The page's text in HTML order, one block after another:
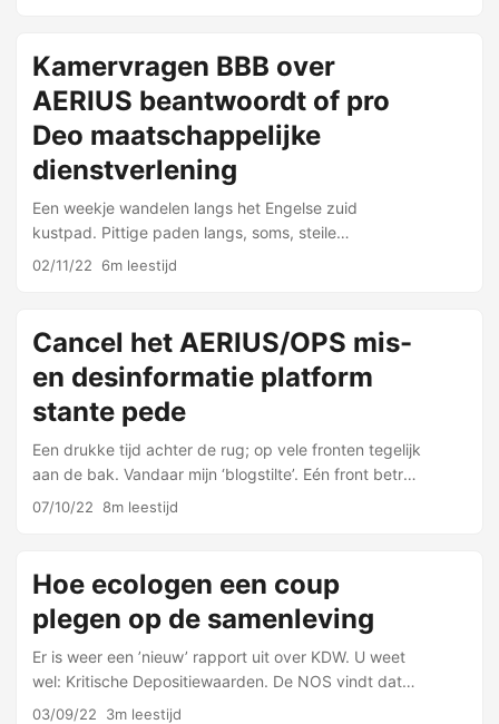
Kamervragen BBB over
AERIUS beantwoordt of pro
Deo maatschappelijke
dienstverlening
Een weekje wandelen langs het Engelse zuid
kustpad. Pittige paden langs, soms, steile
‘afgronden’. Kramp in de kuiten en een kop vol mooie
02/11/22 6m leestijd
Cancel het AERIUS/OPS mis-
en desinformatie platform
stante pede
Een drukke tijd achter de rug; op vele fronten tegelijk
aan de bak. Vandaar mijn ‘blogstilte’. Eén front betreft
AERIUS; natuurlijk. Stikstof blijft op mijn (onze)
07/10/22 8m leestijd
Hoe ecologen een coup
plegen op de samenleving
Er is weer een ’nieuw’ rapport uit over KDW. U weet
wel: Kritische Depositiewaarden. De NOS vindt dat
’nieuws’. Sterker: er worden meteen ‘politiek
03/09/22 3m leestijd